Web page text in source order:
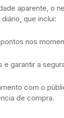
aparente, o
que inclui:
nos
e garantir a
com o
de compra.